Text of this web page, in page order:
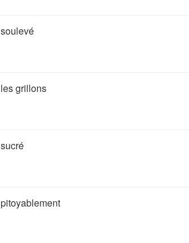
soulevé
les grillons
sucré
pitoyablement